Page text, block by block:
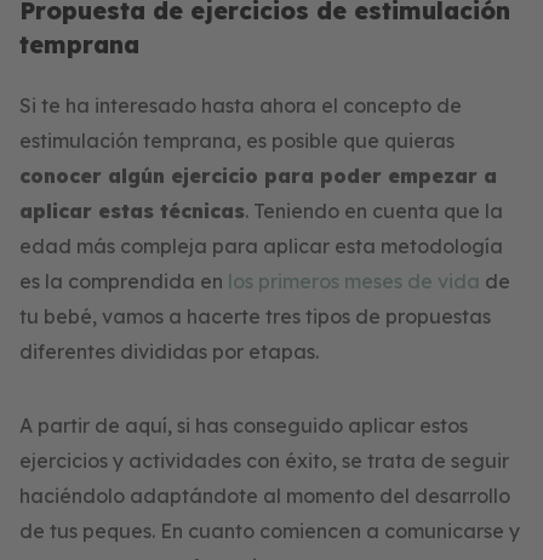
Propuesta de ejercicios de estimulación
temprana
Si te ha interesado hasta ahora el concepto de
estimulación temprana, es posible que quieras
conocer algún ejercicio para poder empezar a
aplicar estas técnicas. Teniendo en cuenta que la
edad más compleja para aplicar esta metodología
es la comprendida en los primeros meses de vida de
tu bebé, vamos a hacerte tres tipos de propuestas
diferentes divididas por etapas.
A partir de aquí, si has conseguido aplicar estos
ejercicios y actividades con éxito, se trata de seguir
haciéndolo adaptándote al momento del desarrollo
de tus peques. En cuanto comiencen a comunicarse y